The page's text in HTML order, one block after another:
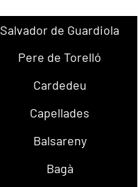
Salvador de Guardiola
Pere de Torelló
Cardedeu
Capellades
Balsareny
Bagà